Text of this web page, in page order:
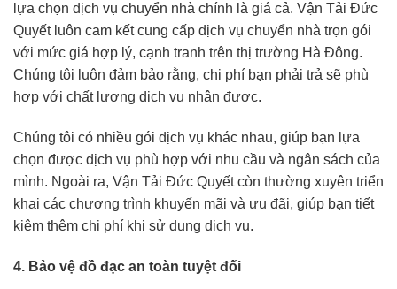
lựa chọn dịch vụ chuyển nhà chính là giá cả. Vận Tải Đức
Quyết luôn cam kết cung cấp dịch vụ chuyển nhà trọn gói
với mức giá hợp lý, cạnh tranh trên thị trường Hà Đông.
Chúng tôi luôn đảm bảo rằng, chi phí bạn phải trả sẽ phù
hợp với chất lượng dịch vụ nhận được.
Chúng tôi có nhiều gói dịch vụ khác nhau, giúp bạn lựa
chọn được dịch vụ phù hợp với nhu cầu và ngân sách của
mình. Ngoài ra, Vận Tải Đức Quyết còn thường xuyên triển
khai các chương trình khuyến mãi và ưu đãi, giúp bạn tiết
kiệm thêm chi phí khi sử dụng dịch vụ.
4. Bảo vệ đồ đạc an toàn tuyệt đối